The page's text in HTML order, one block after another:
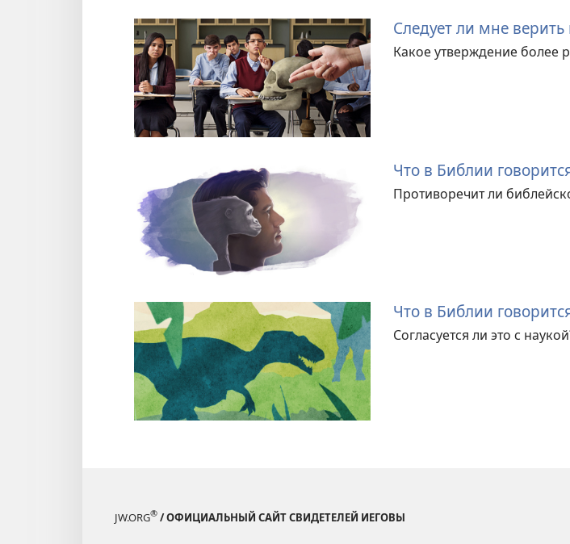
Следует ли мне
Какое утверждение более
Что в Библии
Противоречит ли
Что в Библии
Согласуется ли это с
JW.ORG® / ОФИЦИАЛЬНЫЙ САЙТ СВИДЕТЕЛЕЙ ИЕГОВЫ